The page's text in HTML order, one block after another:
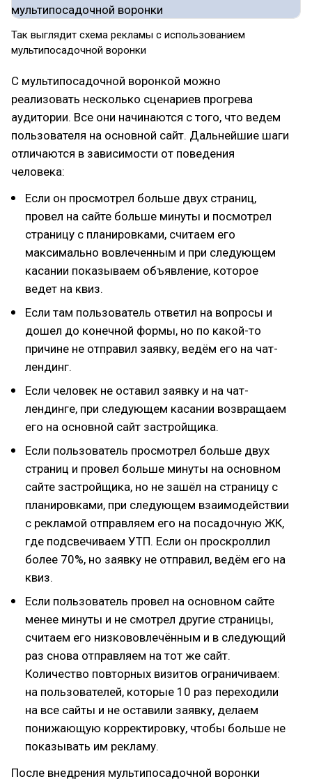
Так выглядит схема рекламы с использованием
мультипосадочной воронки
С мультипосадочной воронкой можно
реализовать несколько сценариев прогрева
аудитории. Все они начинаются с того, что ведем
пользователя на основной сайт. Дальнейшие шаги
отличаются в зависимости от поведения
человека:
Если он просмотрел больше двух страниц,
провел на сайте больше минуты и посмотрел
страницу с планировками, считаем его
максимально вовлеченным и при следующем
касании показываем объявление, которое
ведет на квиз.
Если там пользователь ответил на вопросы и
дошел до конечной формы, но по какой-то
причине не отправил заявку, ведём его на чат-
лендинг.
Если человек не оставил заявку и на чат-
лендинге, при следующем касании возвращаем
его на основной сайт застройщика.
Если пользователь просмотрел больше двух
страниц и провел больше минуты на основном
сайте застройщика, но не зашёл на страницу с
планировками, при следующем взаимодействии
с рекламой отправляем его на посадочную ЖК,
где подсвечиваем УТП. Если он проскроллил
более 70%, но заявку не отправил, ведём его на
квиз.
Если пользователь провел на основном сайте
менее минуты и не смотрел другие страницы,
считаем его низкововлечённым и в следующий
раз снова отправляем на тот же сайт.
Количество повторных визитов ограничиваем:
на пользователей, которые 10 раз переходили
на все сайты и не оставили заявку, делаем
понижающую корректировку, чтобы больше не
показывать им рекламу.
После внедрения мультипосадочной воронки